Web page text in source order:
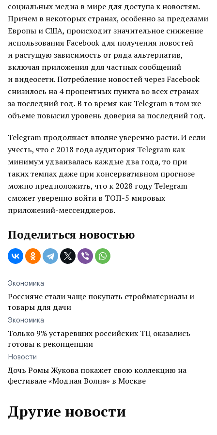
социальных медиа в мире для доступа к новостям.
Причем в некоторых странах, особенно за пределами
Европы и США, происходит значительное снижение
использования Facebook для получения новостей
и растущую зависимость от ряда альтернатив,
включая приложения для частных сообщений
и видеосети. Потребление новостей через Facebook
снизилось на 4 процентных пункта во всех странах
за последний год. В то время как Telegram в том же
объеме повысил уровень доверия за последний год.
Telegram продолжает вполне уверенно расти. И если
учесть, что с 2018 года аудитория Telegram как
минимум удваивалась каждые два года, то при
таких темпах даже при консервативном прогнозе
можно предположить, что к 2028 году Telegram
сможет уверенно войти в ТОП-5 мировых
приложений-мессенджеров.
Поделиться новостью
Экономика
Россияне стали чаще покупать стройматериалы и
товары для дачи
Экономика
Только 9% устаревших российских ТЦ оказались
готовы к реконцепции
Новости
Дочь Ромы Жукова покажет свою коллекцию на
фестивале «Модная Волна» в Москве
Другие новости